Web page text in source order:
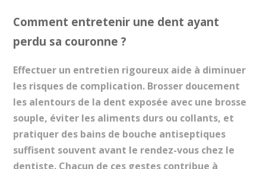
Comment entretenir une dent ayant
perdu sa couronne ?
Effectuer un entretien rigoureux aide à diminuer
les risques de complication. Brosser doucement
les alentours de la dent exposée avec une brosse
souple, éviter les aliments durs ou collants, et
pratiquer des bains de bouche antiseptiques
suffisent souvent avant le rendez-vous chez le
dentiste. Chacun de ces gestes contribue à